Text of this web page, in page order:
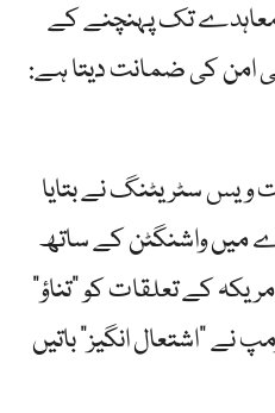
معاہدے تک پہنچنے کے
امن کی ضمانت دیتا ہے:
ویس سٹریٹنگ نے بتایا
میں واشنگٹن کے ساتھ
کے تعلقات کو "تناؤ”
نے "اشتعال انگیز” باتیں